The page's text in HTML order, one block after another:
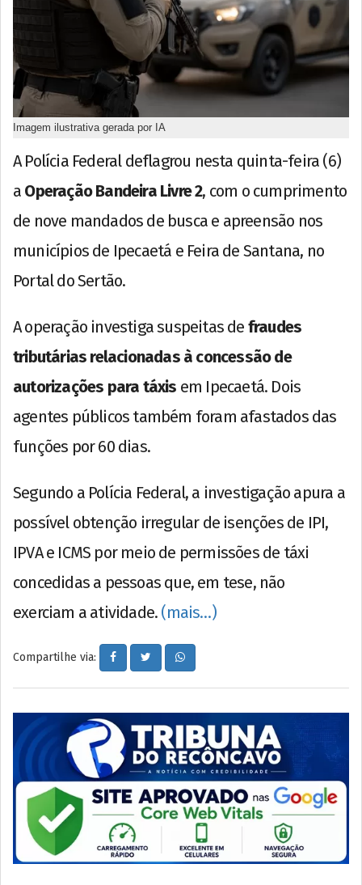
Imagem ilustrativa gerada por IA
A Polícia Federal deflagrou nesta quinta-feira (6)
a Operação Bandeira Livre 2, com o cumprimento
de nove mandados de busca e apreensão nos
municípios de Ipecaetá e Feira de Santana, no
Portal do Sertão.
A operação investiga suspeitas de fraudes
tributárias relacionadas à concessão de
autorizações para táxis em Ipecaetá. Dois
agentes públicos também foram afastados das
funções por 60 dias.
Segundo a Polícia Federal, a investigação apura a
possível obtenção irregular de isenções de IPI,
IPVA e ICMS por meio de permissões de táxi
concedidas a pessoas que, em tese, não
exerciam a atividade. (mais…)
Compartilhe via: